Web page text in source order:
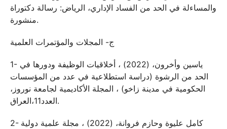
والمساءلة في الحد من الفساد الإداري، الرياض: رسالة دكتوراة
منشورة.
ج- المجلات والمؤتمرات العلمية
1- ياسين وأخرون، (2022) ، أخلاقيات الوظيفة ودورها في
الحد من الرشوة (دراسة استطلاعية في عدد من المؤسسات
الحكومية في مدينة زاخو) ، المجلة الأكاديمية لجامعة نوروز،
العدد11،العراق.
2- كامل عليوة وحازم فروانة، (2022) ، مجلة علمية دولية